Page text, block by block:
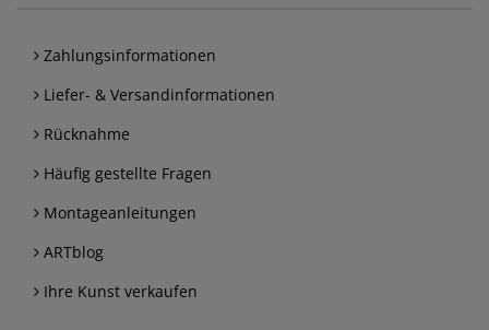
Zahlungsinformationen
Liefer- & Versandinformationen
Rücknahme
Häufig gestellte Fragen
Montageanleitungen
ARTblog
Ihre Kunst verkaufen